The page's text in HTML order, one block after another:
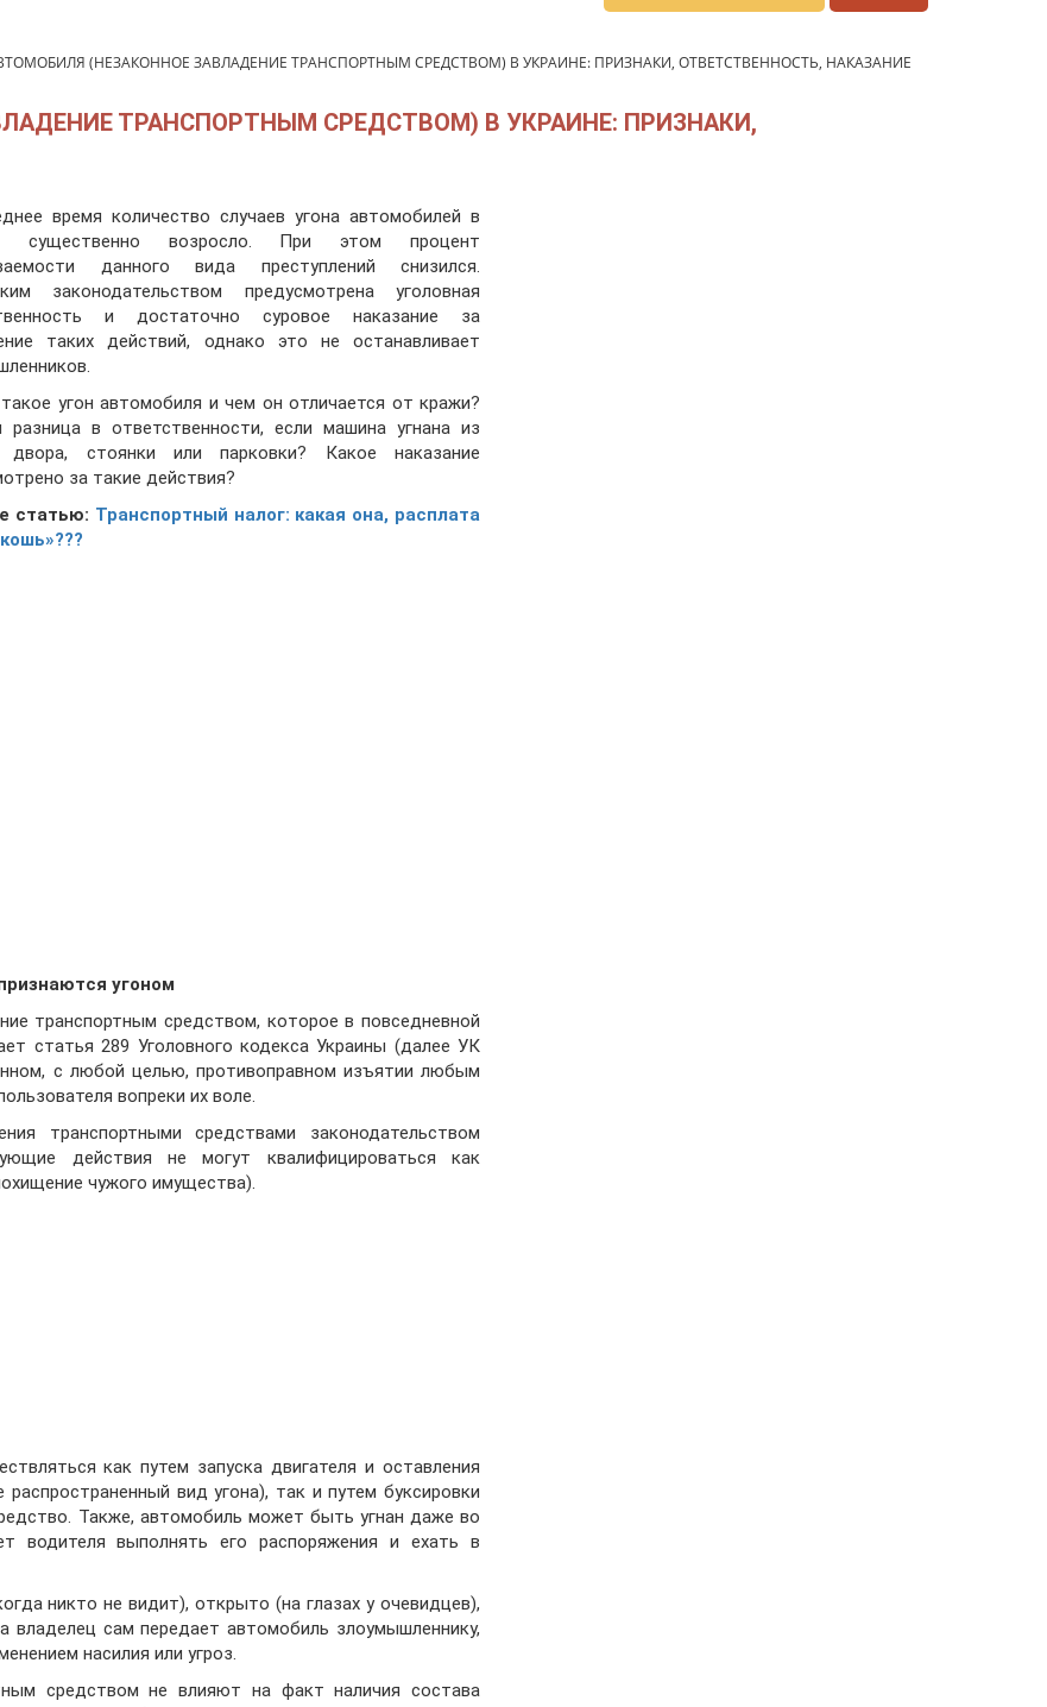
(НЕЗАКОННОЕ ЗАВЛАДЕНИЕ ТРАНСПОРТНЫМ СРЕДСТВОМ) В УКРАИНЕ: ПРИЗНАКИ, ОТВЕТСТВЕННОСТЬ, НАКАЗАНИЕ
ТРАНСПОРТНЫМ СРЕДСТВОМ) В УКРАИНЕ: ПРИЗНАКИ,
время количество случаев угона автомобилей в
существенно возросло. При этом процент
данного вида преступлений снизился.
законодательством предусмотрена уголовная
и достаточно суровое наказание за
таких действий, однако это не останавливает
угон автомобиля и чем он отличается от кражи?
разница в ответственности, если машина угнана из
двора, стоянки или парковки? Какое наказание
за такие действия?
статью: Транспортный налог: какая она, расплата
угоном
транспортным средством, которое в повседневной
статья 289 Уголовного кодекса Украины (далее УК
с любой целью, противоправном изъятии любым
вопреки их воле.
транспортными средствами законодательством
действия не могут квалифицироваться как
чужого имущества).
как путем запуска двигателя и оставления
вид угона), так и путем буксировки
Также, автомобиль может быть угнан даже во
водителя выполнять его распоряжения и ехать в
никто не видит), открыто (на глазах у очевидцев),
владелец сам передает автомобиль злоумышленнику,
насилия или угроз.
средством не влияют на факт наличия состава